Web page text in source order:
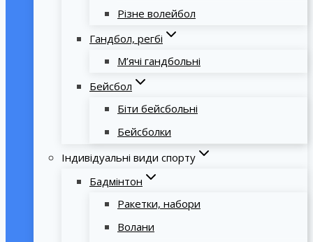
Різне волейбол
Гандбол, регбі
М’ячі гандбольні
Бейсбол
Біти бейсбольні
Бейсболки
Індивідуальні види спорту
Бадмінтон
Ракетки, набори
Волани